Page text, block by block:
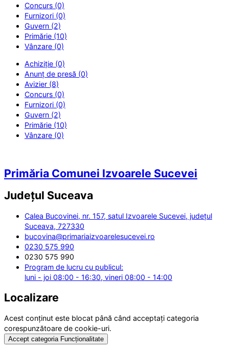
Concurs (0)
Furnizori (0)
Guvern (2)
Primărie (10)
Vânzare (0)
Achiziție (0)
Anunț de presă (0)
Avizier (8)
Concurs (0)
Furnizori (0)
Guvern (2)
Primărie (10)
Vânzare (0)
Primăria Comunei Izvoarele Sucevei
Județul Suceava
Calea Bucovinei, nr. 157, satul Izvoarele Sucevei, județul
Suceava, 727330
bucovina@primariaizvoarelesucevei.ro
0230 575 990
0230 575 990
Program de lucru cu publicul:
luni - joi 08:00 - 16:30, vineri 08:00 - 14:00
Localizare
Acest conținut este blocat până când acceptați categoria
corespunzătoare de cookie-uri.
Accept categoria Funcționalitate